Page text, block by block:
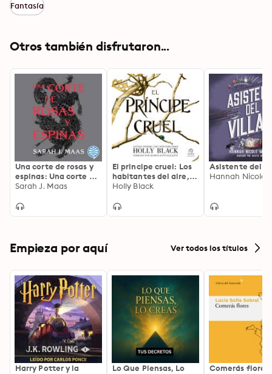
Fantasía
Otros también disfrutaron...
Una corte de rosas y
espinas: Una corte de
rosas y espinas 1
Sarah J. Maas
El principe cruel: Los
habitantes del aire, 1
(The Folk of the Air
Holly Black
Asistente del
Empieza por aquí Ver todos los títulos
Harry Potter y la
Lo Que Piensas, Lo
Comerás flores